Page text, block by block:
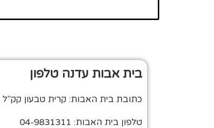
בית אבות עדנה טלפון
כתובת בית האבות: קרית טבעון קק"ל 76
טלפון בית האבות: 04-9831311